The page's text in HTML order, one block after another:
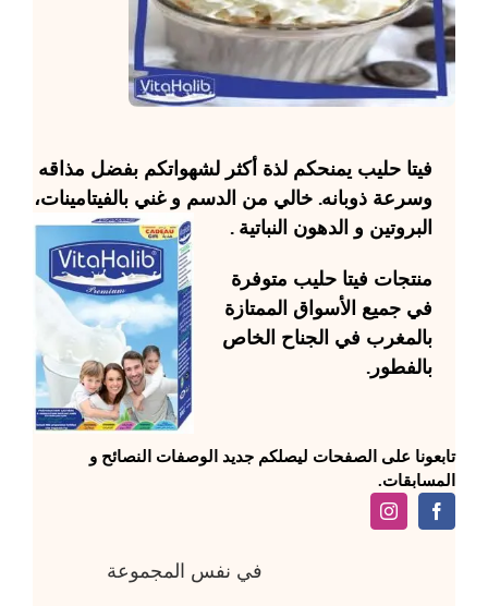
فيتا حليب يمنحكم لذة أكثر لشهواتكم بفضل مذاقه
وسرعة ذوبانه. خالي من الدسم و غني بالفيتامينات،
البروتين و الدهون النباتية .
منتجات فيتا حليب متوفرة
في جميع الأسواق الممتازة
بالمغرب في الجناح الخاص
بالفطور.
تابعونا على الصفحات ليصلكم جديد الوصفات النصائح و
المسابقات.
في نفس المجموعة